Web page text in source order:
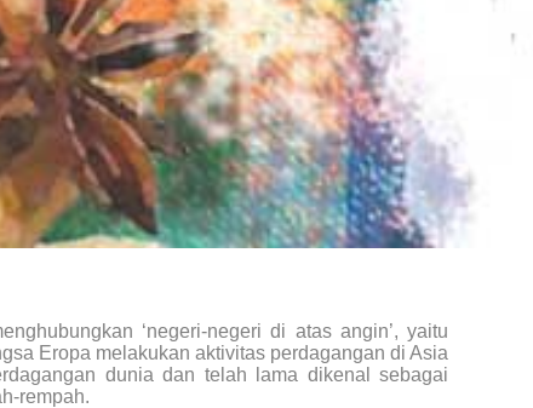
‘ne­geri-negeri di atas angin’, yaitu
Eropa melakukan aktivitas perdagangan di Asia
dunia dan telah lama dikenal sebagai
rempah.